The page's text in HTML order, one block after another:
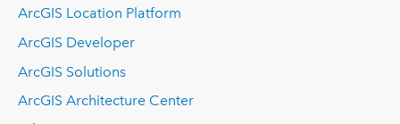
ArcGIS Location Platform
ArcGIS Developer
ArcGIS Solutions
ArcGIS Architecture Center